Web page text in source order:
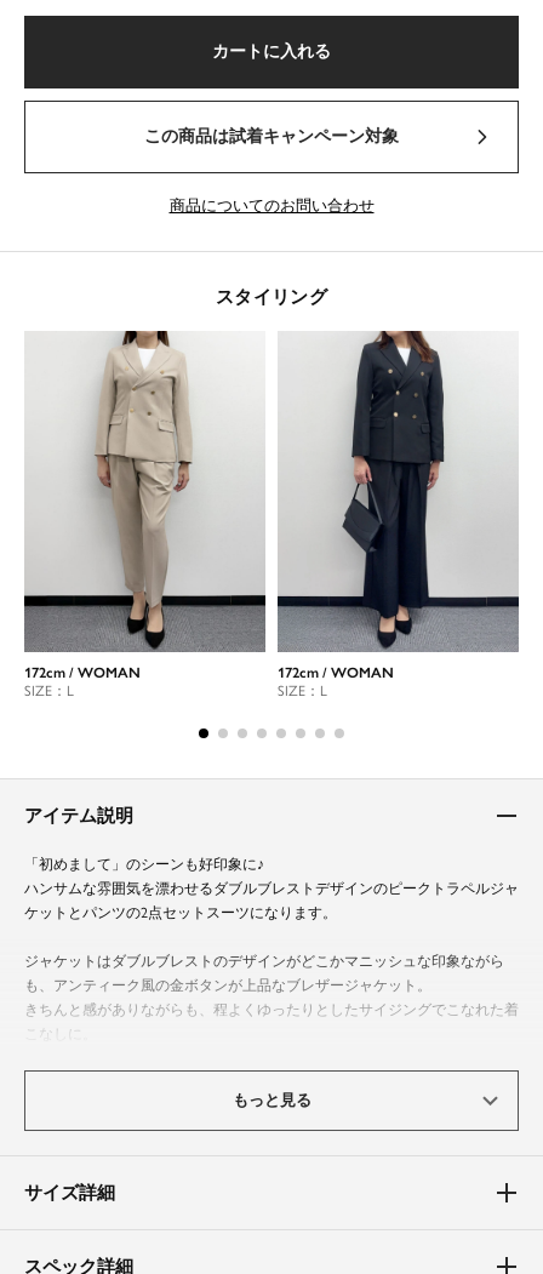
カートに入れる
この商品は試着キャンペーン対象
商品についてのお問い合わせ
スタイリング
172cm / WOMAN
SIZE：L
172cm / WOMAN
SIZE：L
アイテム説明
「初めまして」のシーンも好印象に♪
ハンサムな雰囲気を漂わせるダブルブレストデザインのピークトラペルジャ
ケットとパンツの2点セットスーツになります。
ジャケットはダブルブレストのデザインがどこかマニッシュな印象ながら
も、アンティーク風の金ボタンが上品なブレザージャケット。
きちんと感がありながらも、程よくゆったりとしたサイジングでこなれた着
こなしに。
Aタイプのテーパードシルエットのパンツはワンタックにセンタープレス入
りですっきりと軽やかな印象に。
後ろゴム仕様なので履き心地も抜群です。
深め股上のウエスト位置と、裾に向かって細くなるテーパード型で美脚・脚
もっと見る
サイズ詳細
スペック詳細